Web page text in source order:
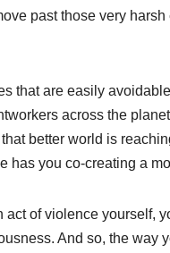
past those very
that are easily
across the
better world is
has you co-creating a
of violence yourself,
And so, the way